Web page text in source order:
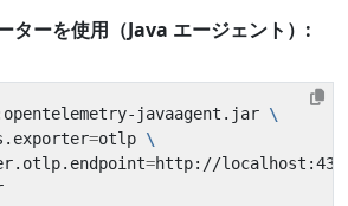
ターを使用（Java エージェント）:
javaagent.jar
=otlp
=http://